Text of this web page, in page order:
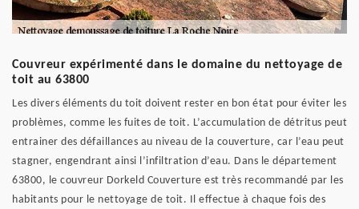
Couvreur expérimenté dans le domaine du nettoyage de
toit au 63800
Les divers éléments du toit doivent rester en bon état pour éviter les
problèmes, comme les fuites de toit. L’accumulation de détritus peut
entrainer des défaillances au niveau de la couverture, car l’eau peut
stagner, engendrant ainsi l’infiltration d’eau. Dans le département
63800, le couvreur Dorkeld Couverture est très recommandé par les
habitants pour le nettoyage de toit. Il effectue à chaque fois des